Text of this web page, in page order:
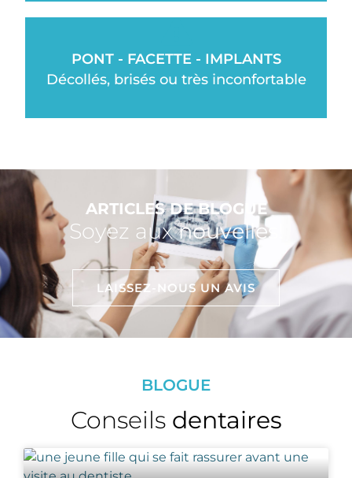
PONT - FACETTE - IMPLANTS
Décollés, brisés ou très inconfortable
ARTICLES DE BLOGUE
Soyez auxnouvelles!
LAISSEZ-NOUS UN AVIS
BLOGUE
Conseils dentaires